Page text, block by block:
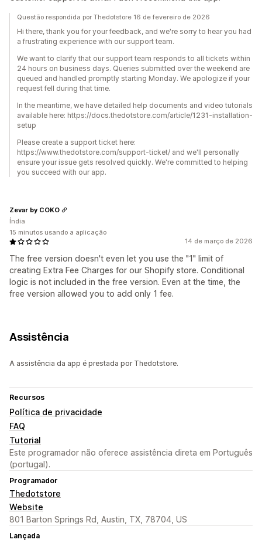
Questão respondida por Thedotstore 16 de fevereiro de 2026
Hi there, thank you for your feedback, and we're sorry to hear you had
a frustrating experience with our support team.
We want to clarify that our support team responds to all tickets within
24 hours on business days. Queries submitted over the weekend are
queued and handled promptly starting Monday. We apologize if your
request fell during that time.
In the meantime, we have detailed help documents and video tutorials
available here: https://docs.thedotstore.com/article/1231-installation-
setup
Please create a support ticket here:
https://www.thedotstore.com/support-ticket/ and we'll personally
ensure your issue gets resolved quickly. We're committed to helping
you succeed with our app.
14 de março de 2026
The free version doesn't even let you use the "1" limit of
creating Extra Fee Charges for our Shopify store. Conditional
logic is not included in the free version. Even at the time, the
free version allowed you to add only 1 fee.
Zevar by COKO
Índia
15 minutos usando a aplicação
Assistência
A assistência da app é prestada por Thedotstore.
Recursos
Política de privacidade
FAQ
Tutorial
Este programador não oferece assistência direta em Português
(portugal).
Programador
Thedotstore
Website
801 Barton Springs Rd, Austin, TX, 78704, US
Lançada